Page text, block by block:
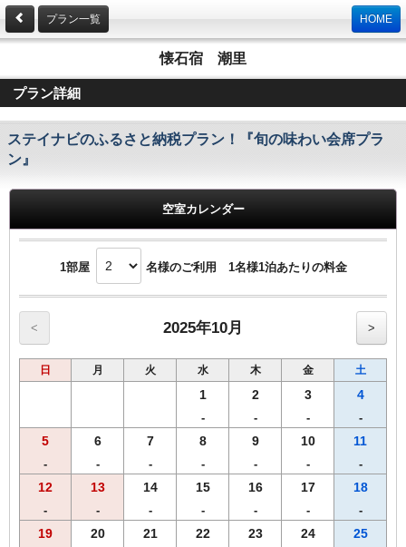
プラン一覧 HOME
懐石宿 潮里
プラン詳細
ステイナビのふるさと納税プラン！『旬の味わい会席プラ
ン』
空室カレンダー
1部屋 名様のご利用 1名様1泊あたりの料金
< 2025年10月 >
日 月 火 水 木 金 土
1
-
2
-
3
-
4
-
5
-
6
-
7
-
8
-
9
-
10
-
11
-
12
-
13
-
14
-
15
-
16
-
17
-
18
-
19 20 21 22 23 24 25